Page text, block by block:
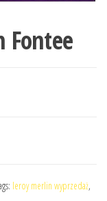
Fontee
leroy merlin wyprzedaż,